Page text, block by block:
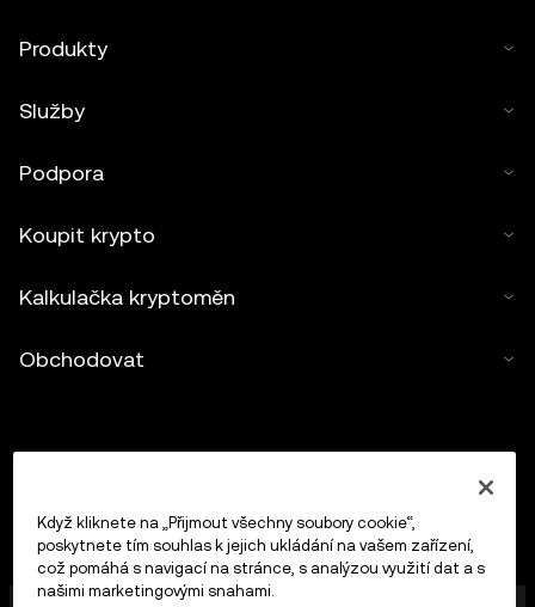
Produkty
Služby
Podpora
Koupit krypto
Kalkulačka kryptoměn
Obchodovat
Když kliknete na „Přijmout všechny soubory cookie“,
poskytnete tím souhlas k jejich ukládání na vašem zařízení,
což pomáhá s navigací na stránce, s analýzou využití dat a s
našimi marketingovými snahami.